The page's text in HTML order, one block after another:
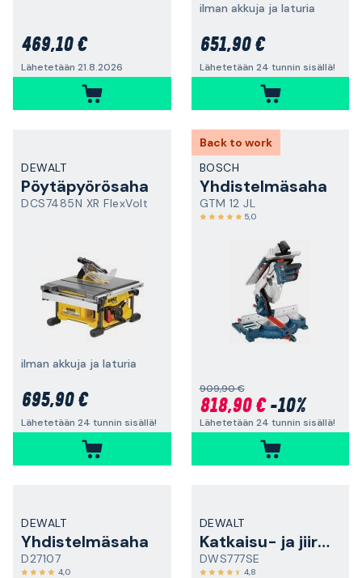
469,10 €
Lähetetään 21.8.2026
ilman akkuja ja laturia
651,90 €
Lähetetään 24 tunnin sisällä!
DEWALT
Pöytäpyörösaha
DCS7485N XR FlexVolt
ilman akkuja ja laturia
695,90 €
Lähetetään 24 tunnin sisällä!
Back to work
BOSCH
Yhdistelmäsaha
GTM 12 JL
5,0
909,90 €
818,90 €-10%
Lähetetään 24 tunnin sisällä!
DEWALT
Yhdistelmäsaha
D27107
4,0
DEWALT
Katkaisu- ja jiirisaha
DWS777SE
4,8